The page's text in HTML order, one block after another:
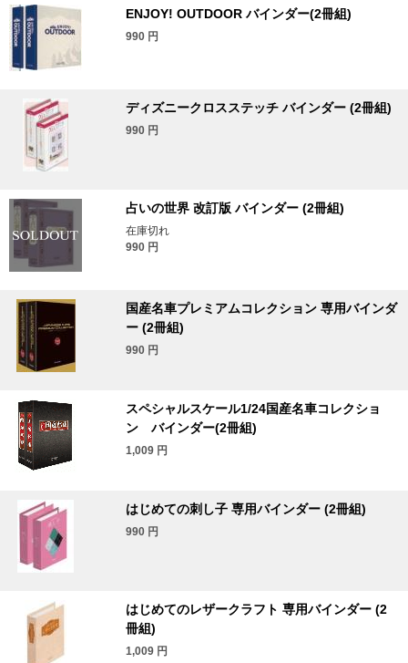
ENJOY! OUTDOOR バインダー(2冊組)
990 円
ディズニークロスステッチ バインダー (2冊組)
990 円
占いの世界 改訂版 バインダー (2冊組)
在庫切れ
990 円
国産名車プレミアムコレクション 専用バインダ
ー (2冊組)
990 円
スペシャルスケール1/24国産名車コレクショ
ン バインダー(2冊組)
1,009 円
はじめての刺し子 専用バインダー (2冊組)
990 円
はじめてのレザークラフト 専用バインダー (2
冊組)
1,009 円